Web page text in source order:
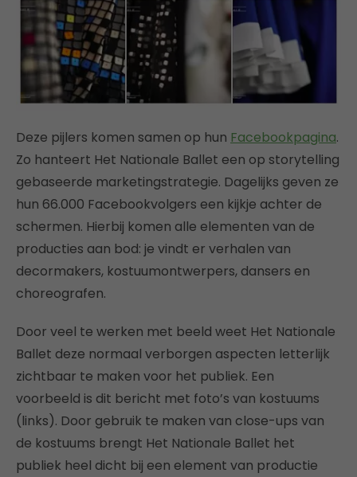
Deze pijlers komen samen op hun Facebookpagina.
Zo hanteert Het Nationale Ballet een op storytelling
gebaseerde marketingstrategie. Dagelijks geven ze
hun 66.000 Facebookvolgers een kijkje achter de
schermen. Hierbij komen alle elementen van de
producties aan bod: je vindt er verhalen van
decormakers, kostuumontwerpers, dansers en
choreografen.
Door veel te werken met beeld weet Het Nationale
Ballet deze normaal verborgen aspecten letterlijk
zichtbaar te maken voor het publiek. Een
voorbeeld is dit bericht met foto’s van kostuums
(links). Door gebruik te maken van close-ups van
de kostuums brengt Het Nationale Ballet het
publiek heel dicht bij een element van productie